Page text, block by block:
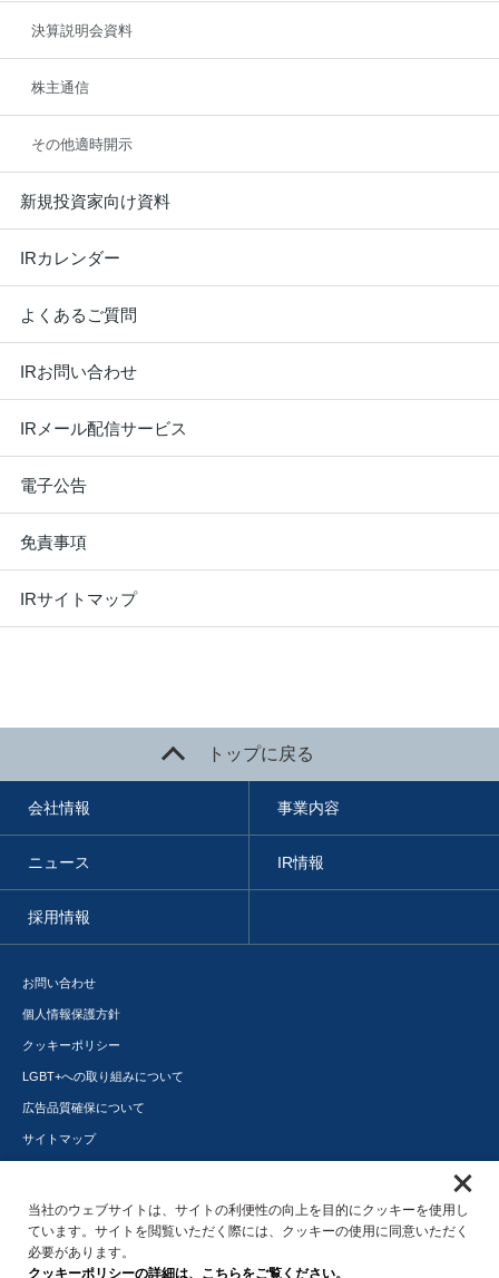
決算説明会資料
株主通信
その他適時開示
新規投資家向け資料
IRカレンダー
よくあるご質問
IRお問い合わせ
IRメール配信サービス
電子公告
免責事項
IRサイトマップ
トップに戻る
会社情報 事業内容
ニュース IR情報
採用情報
お問い合わせ
個人情報保護方針
クッキーポリシー
LGBT+への取り組みについて
広告品質確保について
サイトマップ
サステナビリティ
当社のウェブサイトは、サイトの利便性の向上を目的にクッキーを使用し
ています。サイトを閲覧いただく際には、クッキーの使用に同意いただく
必要があります。
クッキーポリシーの詳細は、こちらをご覧ください。